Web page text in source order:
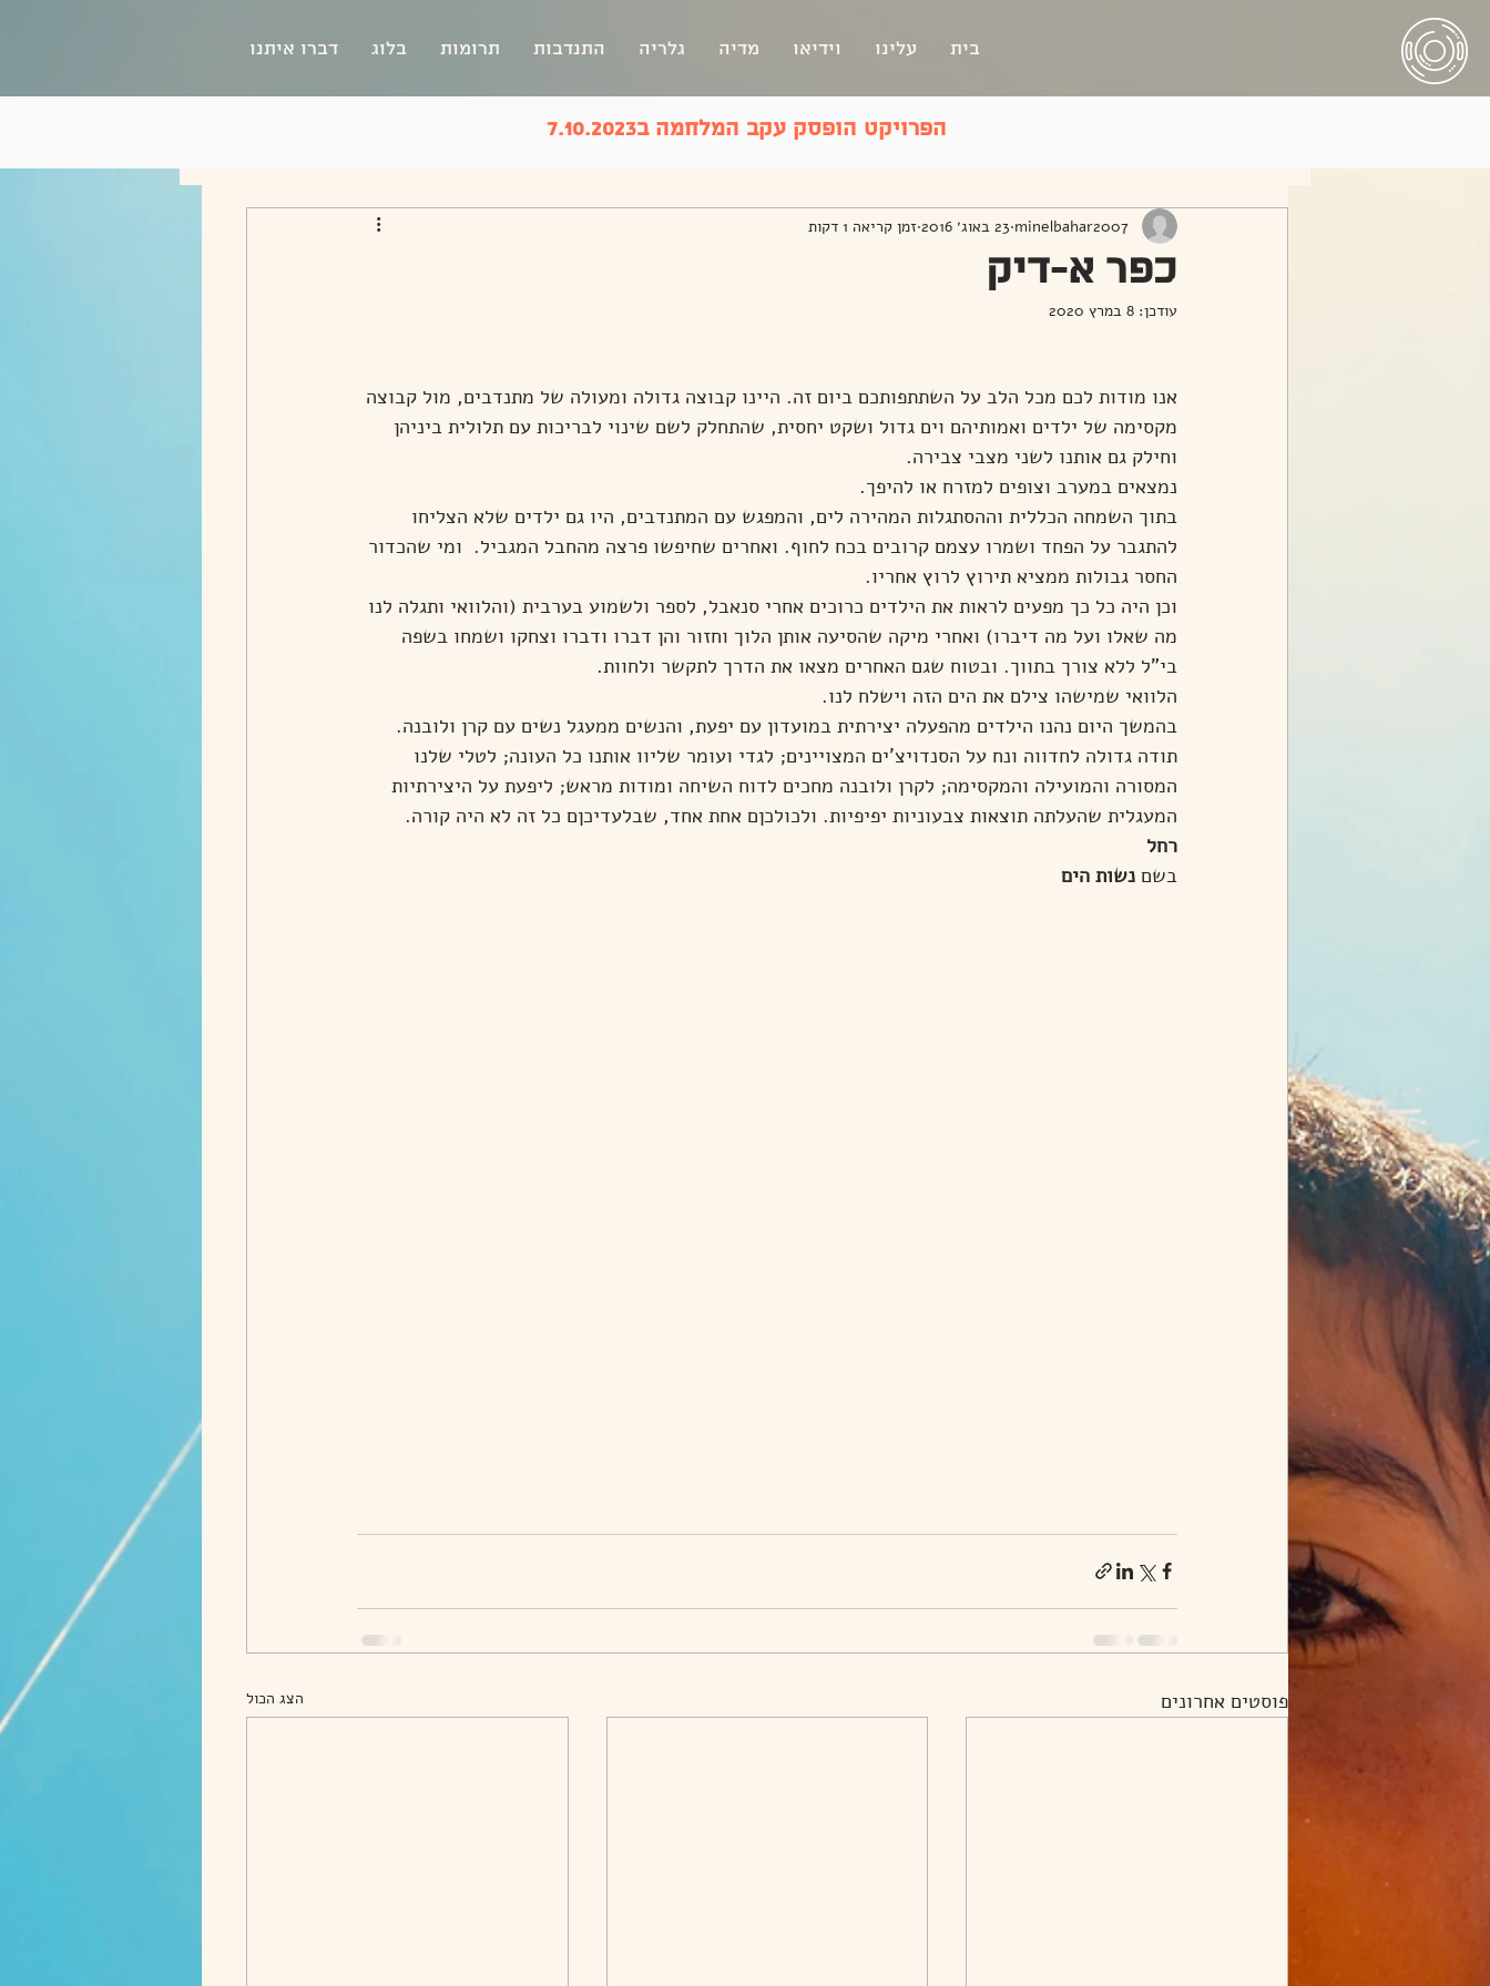
בית עלינו וידיאו מדיה גלריה התנדבות תרומות בלוג דברו איתנו
כפר א-דיק
minelbahar2007 23 באוג׳ 2016 זמן קריאה 1 דקות
עודכן: 8 במרץ 2020
אנו מודות לכם מכל הלב על השתתפותכם ביום זה. היינו קבוצה גדולה ומעולה של מתנדבים, מול קבוצה
מקסימה של ילדים ואמותיהם וים גדול ושקט יחסית, שהתחלק לשם שינוי לבריכות עם תלולית ביניהן
וחילק גם אותנו לשני מצבי צבירה.
נמצאים במערב וצופים למזרח או להיפך.
בתוך השמחה הכללית וההסתגלות המהירה לים, והמפגש עם המתנדבים, היו גם ילדים שלא הצליחו
להתגבר על הפחד ושמרו עצמם קרובים בכח לחוף. ואחרים שחיפשו פרצה מהחבל המגביל.  ומי שהכדור
החסר גבולות ממציא תירוץ לרוץ אחריו.
וכן היה כל כך מפעים לראות את הילדים כרוכים אחרי סנאבל, לספר ולשמוע בערבית (והלוואי ותגלה לנו
מה שאלו ועל מה דיברו) ואחרי מיקה שהסיעה אותן הלוך וחזור והן דברו ודברו וצחקו ושמחו בשפה
בי"ל ללא צורך בתווך. ובטוח שגם האחרים מצאו את הדרך לתקשר ולחוות.
הלוואי שמישהו צילם את הים הזה וישלח לנו.
בהמשך היום נהנו הילדים מהפעלה יצירתית במועדון עם יפעת, והנשים ממעגל נשים עם קרן ולובנה.
תודה גדולה לחדווה ונח על הסנדויצ'ים המצויינים; לגדי ועומר שליוו אותנו כל העונה; לטלי שלנו
המסורה והמועילה והמקסימה; לקרן ולובנה מחכים לדוח השיחה ומודות מראש; ליפעת על היצירתיות
המעגלית שהעלתה תוצאות צבעוניות יפיפיות. ולכולכןם אחת אחד, שבלעדיכןם כל זה לא היה קורה.
רחל
בשם נשות הים
פוסטים אחרונים הצג הכול
הפרויקט הופסק עקב המלחמה ב7.10.2023